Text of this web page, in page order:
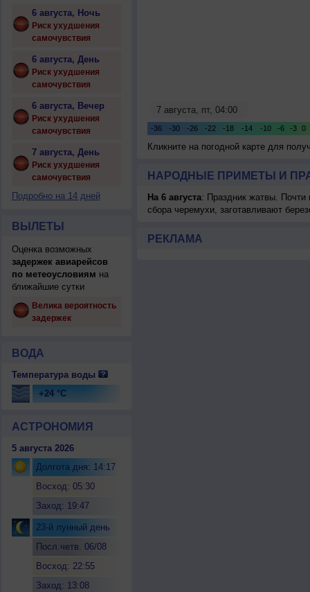
6 августа, Ночь
Риск ухудшения
самочувствия
6 августа, День
Риск ухудшения
самочувствия
6 августа, Вечер
Риск ухудшения
самочувствия
7 августа, День
Риск ухудшения
самочувствия
Подробно на 14 дней
ВЫЛЕТЫ
Оценка возможных
задержек авиарейсов
по метеоусловиям на
ближайшие сутки
Велика вероятность
задержек
ВОДА
Температура воды
+24 °C
АСТРОНОМИЯ
5 августа 2026
Долгота дня: 14:17
Восход: 05:30
Заход: 19:47
23-й лунный день
Посл.четв. 06/08
Восход: 22:55
Заход: 13:08
Кликните на погодной карте для
НАРОДНЫЕ ПРИМЕТЫ И
На 6 августа: Праздник жатвы. Почти
сбора черемухи, заготавливают
РЕКЛАМА